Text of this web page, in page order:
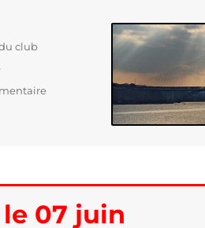
club
07 juin